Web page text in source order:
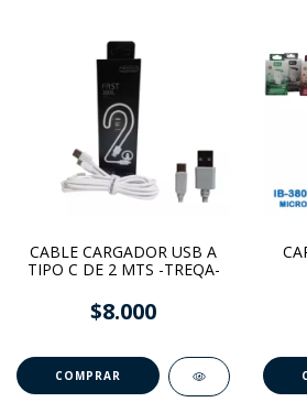
CABLE CARGADOR USB A
TIPO C DE 2 MTS -TREQA-
$8.000